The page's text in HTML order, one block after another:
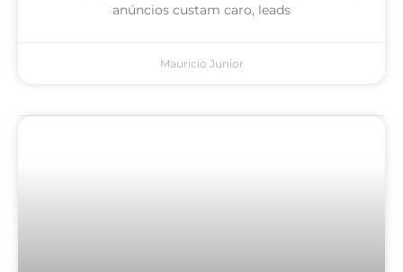
anúncios custam caro, leads
Mauricio Junior